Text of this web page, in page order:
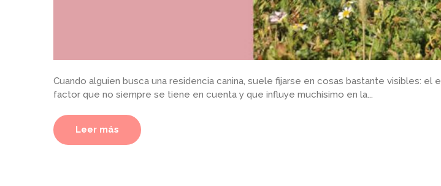
Cuando alguien busca una residencia canina, suele fijarse en cosas bastante visibles:
factor que no siempre se tiene en cuenta y que influye muchísimo en la...
Leer más